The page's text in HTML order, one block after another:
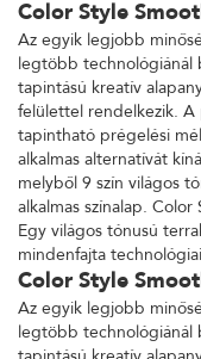
Color Style
Az egyik legjobb
legtöbb technológiánál
tapintású kreatív
felülettel rendelkezik.
tapintható prégelési
alkalmas alternatívát
melyből 9 szín világos
alkalmas színalap.
Egy világos tónusú
mindenfajta
Color Style
Az egyik legjobb
legtöbb technológiánál